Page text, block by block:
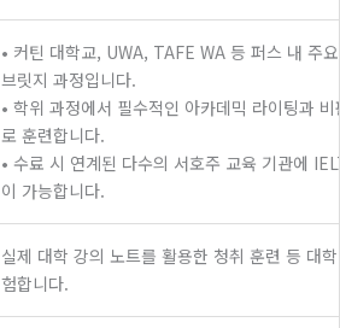
• 커틴 대학교, UWA, TAFE WA 등 퍼스 내 주
브릿지 과정입니다.
• 학위 과정에서 필수적인 아카데믹 라이팅과
로 훈련합니다.
• 수료 시 연계된 다수의 서호주 교육 기관에
이 가능합니다.
실제 대학 강의 노트를 활용한 청취 훈련 등 대
험합니다.